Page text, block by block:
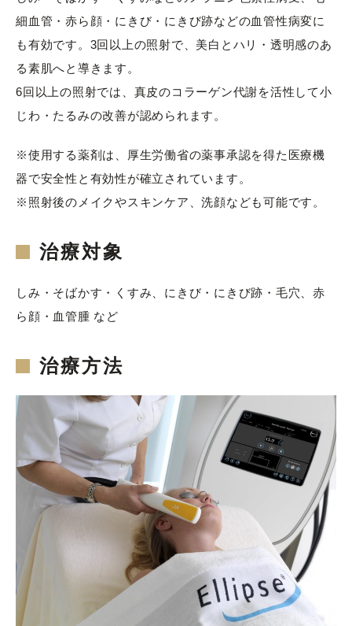
細血管・赤ら顔・にきび・にきび跡などの血管性病変に
も有効です。3回以上の照射で、美白とハリ・透明感のあ
る素肌へと導きます。
6回以上の照射では、真皮のコラーゲン代謝を活性して小
じわ・たるみの改善が認められます。
※使用する薬剤は、厚生労働省の薬事承認を得た医療機
器で安全性と有効性が確立されています。
※照射後のメイクやスキンケア、洗顔なども可能です。
治療対象
しみ・そばかす・くすみ、にきび・にきび跡・毛穴、赤
ら顔・血管腫 など
治療方法